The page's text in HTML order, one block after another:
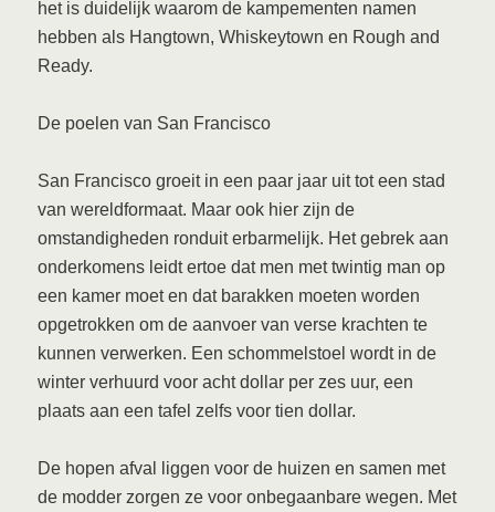
het is duidelijk waarom de kampementen namen
hebben als Hangtown, Whiskeytown en Rough and
Ready.
De poelen van San Francisco
San Francisco groeit in een paar jaar uit tot een stad
van wereldformaat. Maar ook hier zijn de
omstandigheden ronduit erbarmelijk. Het gebrek aan
onderkomens leidt ertoe dat men met twintig man op
een kamer moet en dat barakken moeten worden
opgetrokken om de aanvoer van verse krachten te
kunnen verwerken. Een schommelstoel wordt in de
winter verhuurd voor acht dollar per zes uur, een
plaats aan een tafel zelfs voor tien dollar.
De hopen afval liggen voor de huizen en samen met
de modder zorgen ze voor onbegaanbare wegen. Met